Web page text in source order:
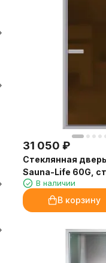
31 050 ₽
Стеклянная
Sauna-Life 60G,
матовая, 70x210
В наличии
В корзину